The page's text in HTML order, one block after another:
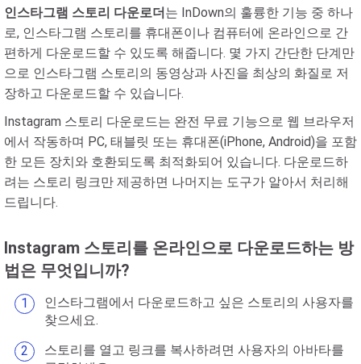
인스타그램 스토리 다운로더는 InDown의 훌륭한 기능 중 하나
로, 인스타그램 스토리를 휴대폰이나 컴퓨터에 온라인으로 간
편하게 다운로드할 수 있도록 해줍니다. 몇 가지 간단한 단계만
으로 인스타그램 스토리의 동영상과 사진을 최상의 화질로 저
장하고 다운로드할 수 있습니다.
Instagram 스토리 다운로드는 완전 무료 기능으로 웹 브라우저
에서 작동하며 PC, 태블릿 또는 휴대폰(iPhone, Android)을 포함
한 모든 장치와 호환되도록 최적화되어 있습니다. 다운로드하
려는 스토리 링크만 제공하면 나머지는 도구가 알아서 처리해
드립니다.
Instagram 스토리를 온라인으로 다운로드하는 방
법은 무엇입니까?
인스타그램에서 다운로드하고 싶은 스토리의 사용자를
찾으세요.
스토리를 열고 링크를 복사하려면 사용자의 아바타를